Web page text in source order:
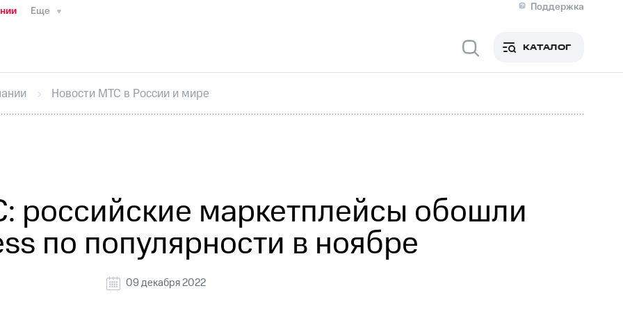
Еще
Поддержка
Медиа-центр
ИнтервьюФинансовая отчетностьКонтактыНовости в регионе
секретарьРаскрытие информации
кабинет акционераАкционерный капиталКонтроль и аудитРынок акций
КАТАЛОГ
Новости МТС в России и мире
российские маркетплейсы обошли
по популярности в ноябре
09 декабря 2022